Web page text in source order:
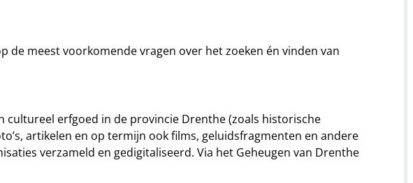
de meest voorkomende vragen over het zoeken én vinden van
cultureel erfgoed in de provincie Drenthe (zoals historische
artikelen en op termijn ook films, geluidsfragmenten en andere
verzameld en gedigitaliseerd. Via het Geheugen van Drenthe